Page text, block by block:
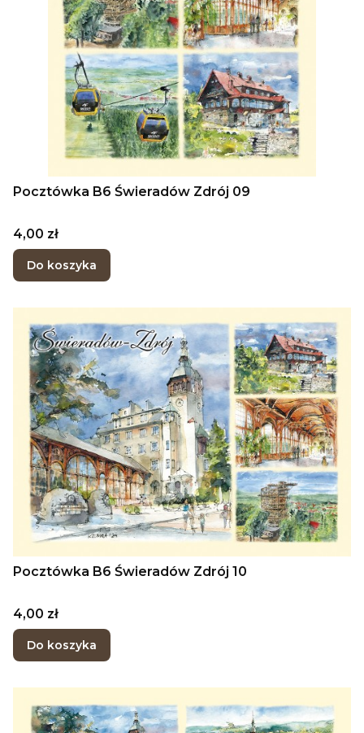
Pocztówka B6 Świeradów Zdrój 09
Cena
4,00 zł
Do koszyka
Pocztówka B6 Świeradów Zdrój 10
Cena
4,00 zł
Do koszyka